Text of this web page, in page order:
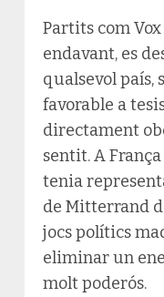
Partits com
endavant, es
qualsevol país,
favorable a
directament
sentit. A
tenia
de Mitterrand
jocs polítics
eliminar un
molt poderós.